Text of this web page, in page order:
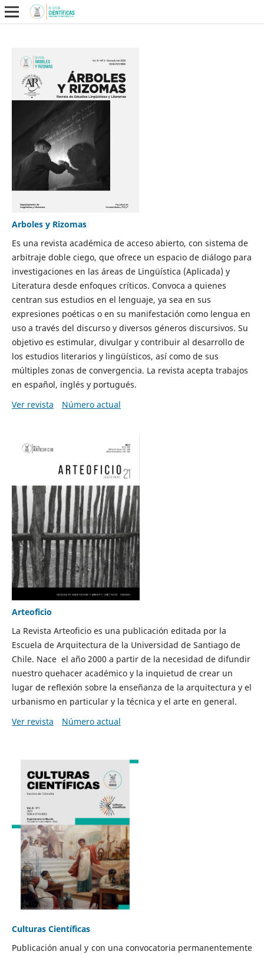
Arboles y Rizomas
Es una revista académica de acceso abierto, con sistema de
arbitraje doble ciego, que ofrece un espacio de diálogo para
investigaciones en las áreas de Lingüística (Aplicada) y
Literatura desde enfoques críticos. Convoca a quienes
centran sus estudios en el lenguaje, ya sea en sus
expresiones poéticas o en su manifestación como lengua en
uso a través del discurso y diversos géneros discursivos. Su
objetivo es estimular, divulgar y contribuir al desarrollo de
los estudios literarios y lingüísticos, así como de sus
múltiples zonas de convergencia. La revista acepta trabajos
en español, inglés y portugués.
Ver revista
Número actual
Arteoficio
La Revista Arteoficio es una publicación editada por la
Escuela de Arquitectura de la Universidad de Santiago de
Chile. Nace el año 2000 a partir de la necesidad de difundir
nuestro quehacer académico y la inquietud de crear un
lugar de reflexión sobre la enseñanza de la arquitectura y el
urbanismo en particular y la técnica y el arte en general.
Ver revista
Número actual
Culturas Científicas
Publicación anual y con una convocatoria permanentemente